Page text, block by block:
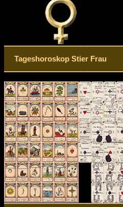
Tageshoroskop Stier Frau